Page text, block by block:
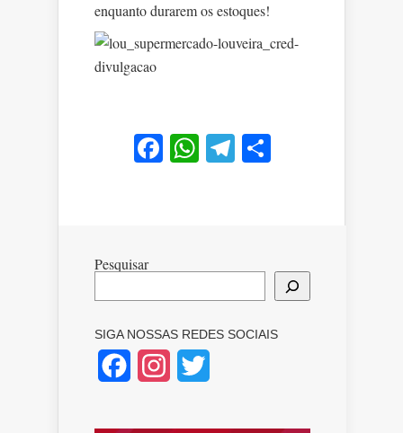
enquanto durarem os estoques!
Facebook
WhatsApp
Telegram
Pesquisar
SIGA NOSSAS REDES SOCIAIS
FacebookInstagram